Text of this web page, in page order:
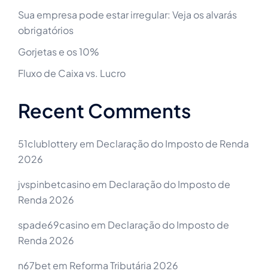
Sua empresa pode estar irregular: Veja os alvarás
obrigatórios
Gorjetas e os 10%
Fluxo de Caixa vs. Lucro
Recent Comments
51clublotteryem Declaração do Imposto de Renda
2026
jvspinbetcasinoem Declaração do Imposto de
Renda 2026
spade69casinoem Declaração do Imposto de
Renda 2026
n67bet em Reforma Tributária 2026